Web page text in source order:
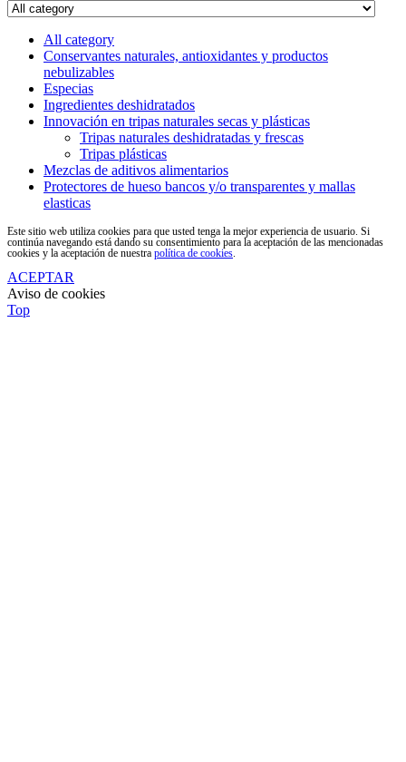
All category
Conservantes naturales, antioxidantes y productos
nebulizables
Especias
Ingredientes deshidratados
Innovación en tripas naturales secas y plásticas
Tripas naturales deshidratadas y frescas
Tripas plásticas
Mezclas de aditivos alimentarios
Protectores de hueso bancos y/o transparentes y mallas
elasticas
Este sitio web utiliza cookies para que usted tenga la mejor experiencia de usuario. Si
continúa navegando está dando su consentimiento para la aceptación de las mencionadas
cookies y la aceptación de nuestra política de cookies.
ACEPTAR
Aviso de cookies
Top